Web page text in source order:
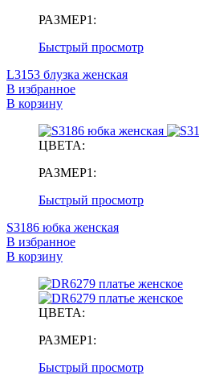
РАЗМЕР1:
Быстрый просмотр
L3153 блузка женская
В избранное
В корзину
ЦВЕТА:
РАЗМЕР1:
Быстрый просмотр
S3186 юбка женская
В избранное
В корзину
ЦВЕТА:
РАЗМЕР1:
Быстрый просмотр